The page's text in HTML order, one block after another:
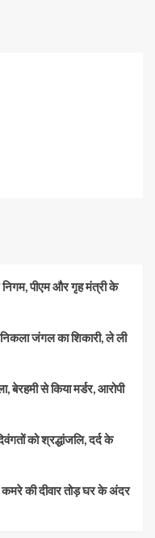
पीएम और गृह मंत्री के
जंगल का शिकारी, ले ली
बेरहमी से किया मर्डर, आरोपी
को श्रद्धांजलि, दर्द के
की दीवार तोड़ घर के अंदर